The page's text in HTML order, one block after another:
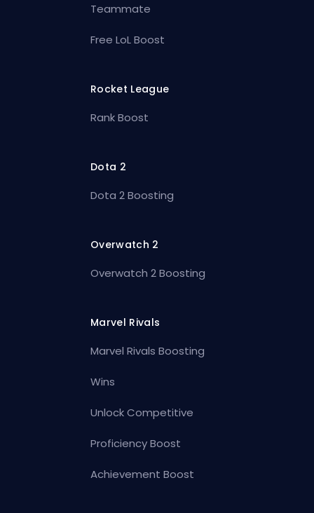
Teammate
Free LoL Boost
Rocket League
Rank Boost
Dota 2
Dota 2 Boosting
Overwatch 2
Overwatch 2 Boosting
Marvel Rivals
Marvel Rivals Boosting
Wins
Unlock Competitive
Proficiency Boost
Achievement Boost